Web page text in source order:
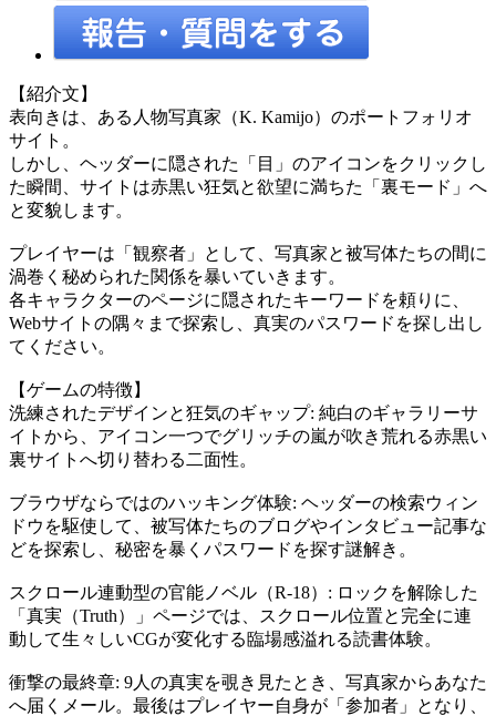
【紹介文】
表向きは、ある人物写真家（K. Kamijo）のポートフォリオ
サイト。
しかし、ヘッダーに隠された「目」のアイコンをクリックし
た瞬間、サイトは赤黒い狂気と欲望に満ちた「裏モード」へ
と変貌します。
プレイヤーは「観察者」として、写真家と被写体たちの間に
渦巻く秘められた関係を暴いていきます。
各キャラクターのページに隠されたキーワードを頼りに、
Webサイトの隅々まで探索し、真実のパスワードを探し出し
てください。
【ゲームの特徴】
洗練されたデザインと狂気のギャップ: 純白のギャラリーサ
イトから、アイコン一つでグリッチの嵐が吹き荒れる赤黒い
裏サイトへ切り替わる二面性。
ブラウザならではのハッキング体験: ヘッダーの検索ウィン
ドウを駆使して、被写体たちのブログやインタビュー記事な
どを探索し、秘密を暴くパスワードを探す謎解き。
スクロール連動型の官能ノベル（R-18）: ロックを解除した
「真実（Truth）」ページでは、スクロール位置と完全に連
動して生々しいCGが変化する臨場感溢れる読書体験。
衝撃の最終章: 9人の真実を覗き見たとき、写真家からあなた
へ届くメール。最後はプレイヤー自身が「参加者」となり、